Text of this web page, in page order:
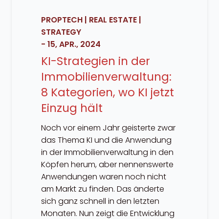
PROPTECH| REAL ESTATE|
STRATEGY
- 15, APR., 2024
KI-Strategien in der
Immobilienverwaltung:
8 Kategorien, wo KI jetzt
Einzug hält
Noch vor einem Jahr geisterte zwar
das Thema KI und die Anwendung
in der Immobilienverwaltung in den
Köpfen herum, aber nennenswerte
Anwendungen waren noch nicht
am Markt zu finden. Das änderte
sich ganz schnell in den letzten
Monaten. Nun zeigt die Entwicklung